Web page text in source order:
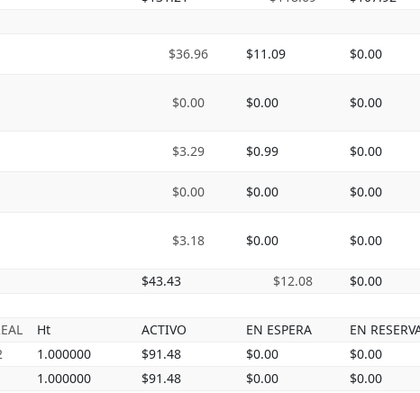
$36.96 $11.09
$0.00
$0.00 $0.00 $0.00
$3.29 $0.99
$0.00
$0.00 $0.00
$0.00
$3.18 $0.00 $0.00
$43.43 $12.08
$0.00
Ht ACTIVO EN ESPERA
EN
1.000000 $91.48 $0.00
$0.00
1.000000 $91.48 $0.00
$0.00